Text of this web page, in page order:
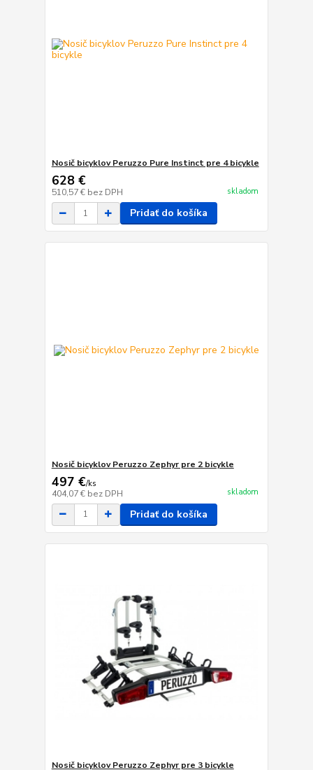
Nosič bicyklov Peruzzo Pure Instinct pre 4 bicykle
628 €
510,57 € bez DPH skladom
Pridať do košíka
Nosič bicyklov Peruzzo Zephyr pre 2 bicykle
497 €/ks
404,07 € bez DPH skladom
Pridať do košíka
Nosič bicyklov Peruzzo Zephyr pre 3 bicykle